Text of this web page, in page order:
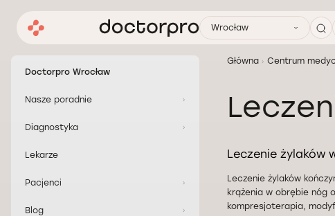
Wrocław
Doctorpro Wrocław
Nasze poradnie
Diagnostyka
Lekarze
Pacjenci
Blog
Główna Centrum
Leczenie żylaków
Leczenie żylaków
krążenia w obrębie nóg
kompresjoterapia,